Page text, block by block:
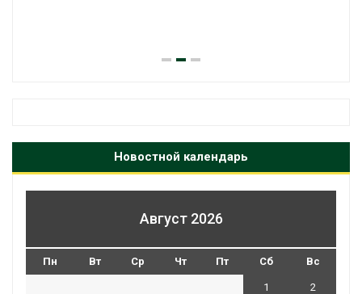
Новостной календарь
Август 2026
Пн Вт Ср Чт Пт Сб Вс
1 2